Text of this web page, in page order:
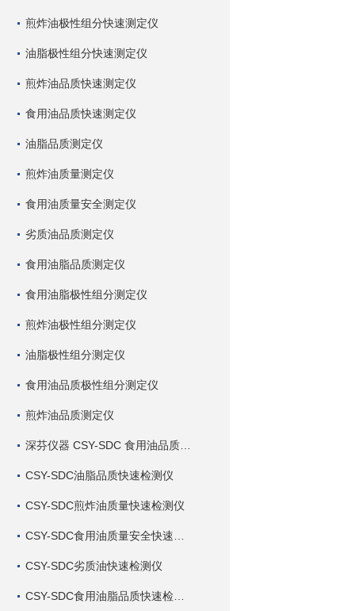
煎炸油极性组分快速测定仪
油脂极性组分快速测定仪
煎炸油品质快速测定仪
食用油品质快速测定仪
油脂品质测定仪
煎炸油质量测定仪
食用油质量安全测定仪
劣质油品质测定仪
食用油脂品质测定仪
食用油脂极性组分测定仪
煎炸油极性组分测定仪
油脂极性组分测定仪
食用油品质极性组分测定仪
煎炸油品质测定仪
CSY-SDC油脂品质快速检测仪
CSY-SDC煎炸油质量快速检测仪
CSY-SDC劣质油快速检测仪